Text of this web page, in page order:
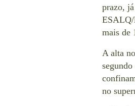
prazo,
ESALQ/
mais de
A alta
no